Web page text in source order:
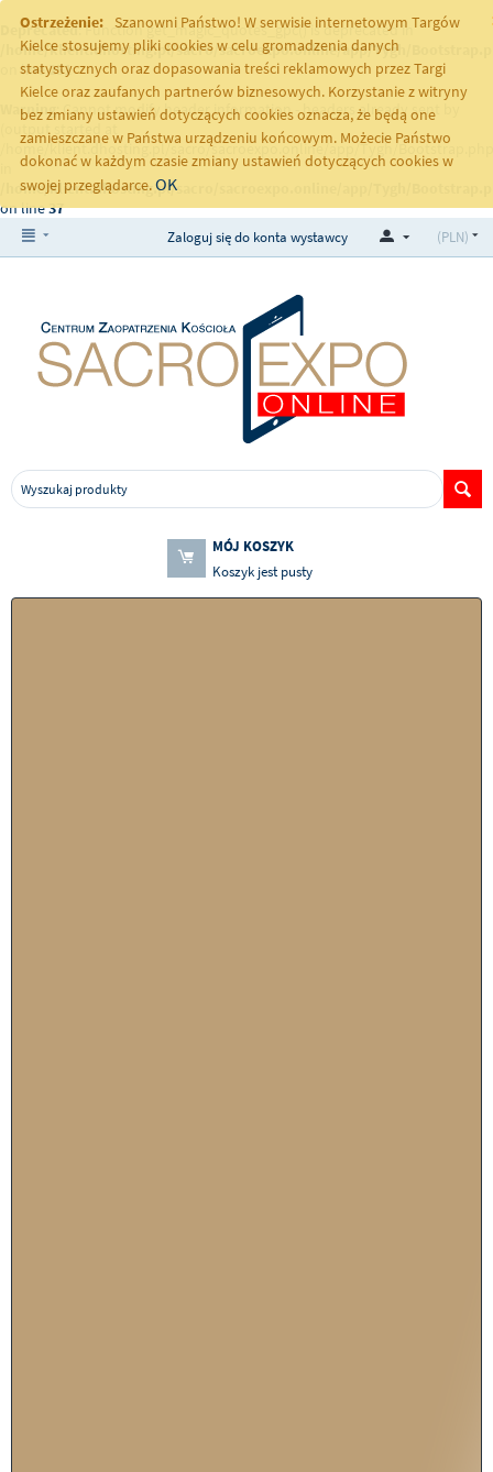
Deprecated: Function get_magic_quotes_gpc() is deprecated in
/home/klient.dhosting.pl/sacro/sacroexpo.online/app/Tygh/
on line251
Warning: Cannot modify header information - headers already sent by
(output started at
/home/klient.dhosting.pl/sacro/sacroexpo.online/app/Tygh/
/home/klient.dhosting.pl/sacro/sacroexpo.online/app/Tygh/
on line37
Ostrzeżenie:
Szanowni Państwo! W serwisie internetowym Targów
Kielce stosujemy pliki cookies w celu gromadzenia danych
statystycznych oraz dopasowania treści reklamowych przez Targi
Kielce oraz zaufanych partnerów biznesowych. Korzystanie z witryny
bez zmiany ustawień dotyczących cookies oznacza, że będą one
zamieszczane w Państwa urządzeniu końcowym. Możecie Państwo
dokonać w każdym czasie zmiany ustawień dotyczących cookies w
swojej przeglądarce.OK
(PLN)
Zaloguj się do konta wystawcy
MÓJ KOSZYK
Koszyk jest pusty